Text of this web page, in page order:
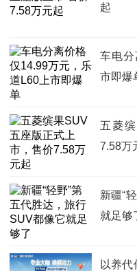
起
车电分
市即爆
五菱
7.58万
新疆“
就足够
以养